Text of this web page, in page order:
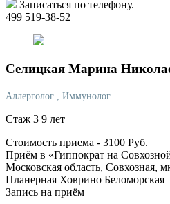
Записаться по телефону.
499 519-38-52
Селицкая Марина
Аллерголог , Иммунолог
Стаж 3 9 лет
Стоимость приема - 3100 Руб.
Приём в «Гиппократ на
Московская область, Совхозная,
Планерная Ховрино Беломорская
Запись на приём